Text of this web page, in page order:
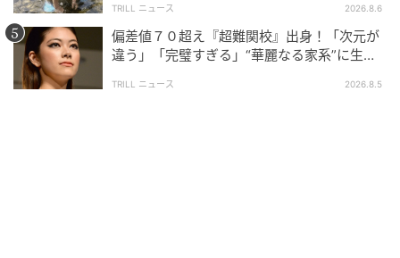
TRILL ニュース 2026.8.6
偏差値７０超え『超難関校』出身！「次元が
違う」「完璧すぎる」“華麗なる家系”に生ま
TRILL ニュース 2026.8.5